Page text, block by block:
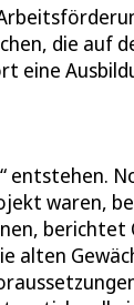
die auf
eine
waren,
berichtet
alten